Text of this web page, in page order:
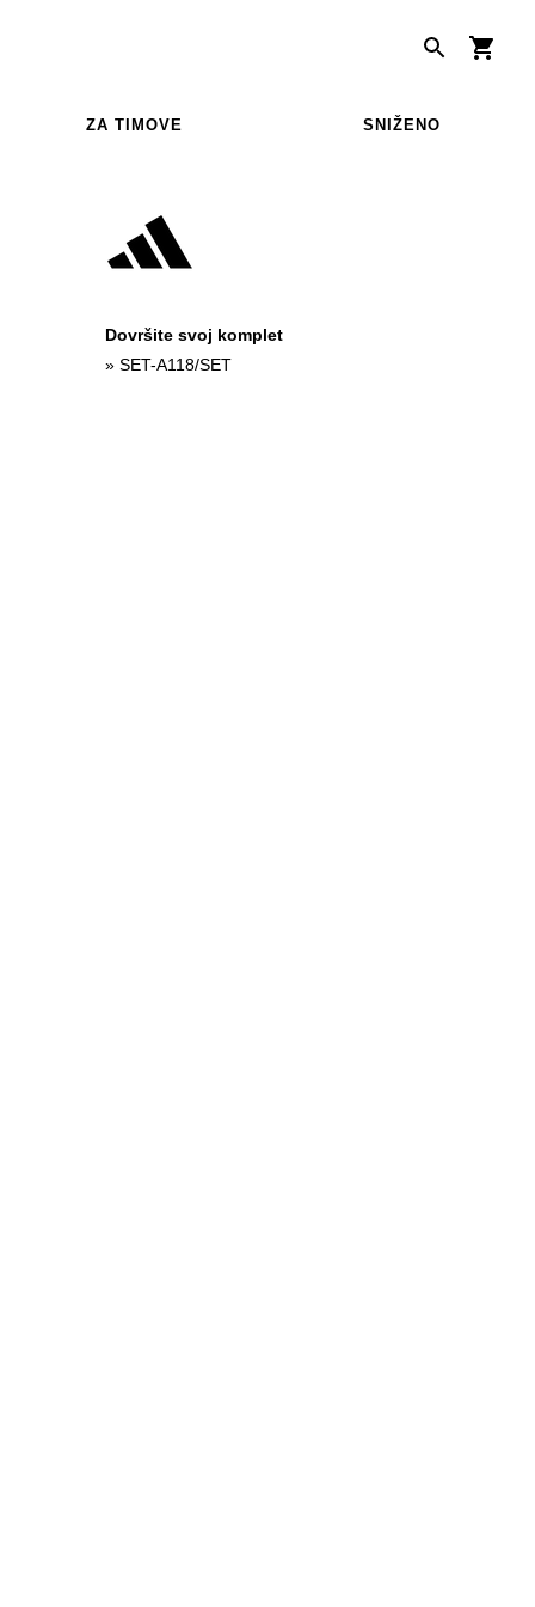
ZA TIMOVE SNIŽENO
Dovršite svoj komplet
» SET-A118/SET